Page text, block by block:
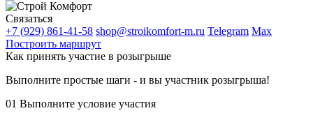
Связаться
+7 (929) 861-41-58 shop@stroikomfort-m.ru Telegram Max
Построить маршрут
Как принять участие в розыгрыше
Выполните простые шаги - и вы участник розыгрыша!
01 Выполните условие участия